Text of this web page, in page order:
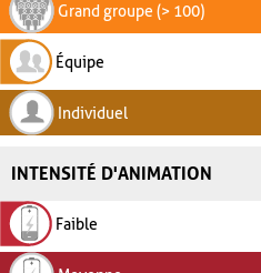
Grand groupe (> 100)
Équipe
Individuel
INTENSITÉ D'ANIMATION
Faible